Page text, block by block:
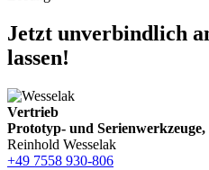
Jetzt unverbindlich
lassen!
Vertrieb
Prototyp- und Serienwerkzeuge,
Reinhold Wesselak
+49 7558 930-806